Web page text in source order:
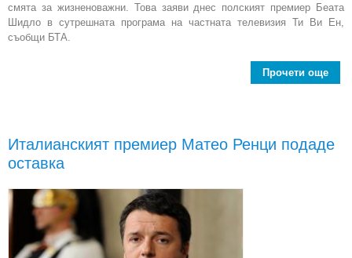
смята за жизненоважни. Това заяви днес полският премиер Беата
Шидло в сутрешната програма на частната телевизия Ти Ви Ен,
съобщи БТА.
Прочети още
Италианският премиер Матео Ренци подаде
оставка